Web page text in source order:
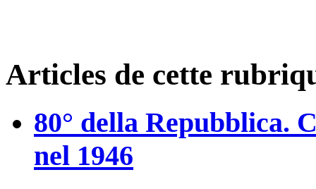
Articles de cette
80° della Repubblica.
nel 1946